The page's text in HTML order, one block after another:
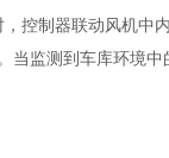
控制器联动风机
监测到车库环境